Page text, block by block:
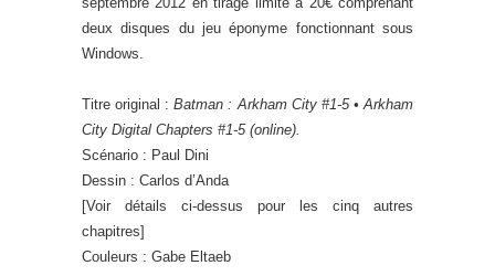
deux disques du jeu éponyme fonctionnant sous
Windows.
Titre original :Batman : Arkham City #1-5 • Arkham
City Digital Chapters #1-5 (online).
Scénario : Paul Dini
Dessin : Carlos d’Anda
[Voir détails ci-dessus pour les cinq autres
chapitres]
Couleurs : Gabe Eltaeb